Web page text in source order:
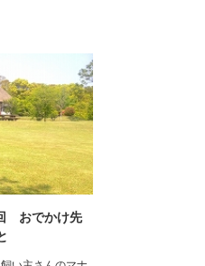
おでかけ先